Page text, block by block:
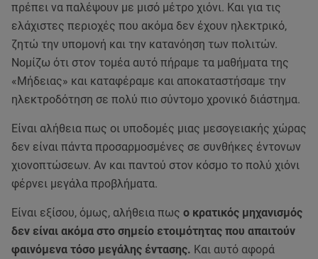
πρέπει να παλέψουν με μισό μέτρο χιόνι. Και για τις
ελάχιστες περιοχές που ακόμα δεν έχουν ηλεκτρικό,
ζητώ την υπομονή και την κατανόηση των πολιτών.
Νομίζω ότι στον τομέα αυτό πήραμε τα μαθήματα της
«Μήδειας» και καταφέραμε και αποκαταστήσαμε την
ηλεκτροδότηση σε πολύ πιο σύντομο χρονικό διάστημα.
Είναι αλήθεια πως οι υποδομές μιας μεσογειακής χώρας
δεν είναι πάντα προσαρμοσμένες σε συνθήκες έντονων
χιονοπτώσεων. Αν και παντού στον κόσμο το πολύ χιόνι
φέρνει μεγάλα προβλήματα.
Είναι εξίσου, όμως, αλήθεια πως ο κρατικός μηχανισμός
δεν είναι ακόμα στο σημείο ετοιμότητας που απαιτούν
φαινόμενα τόσο μεγάλης έντασης. Και αυτό αφορά